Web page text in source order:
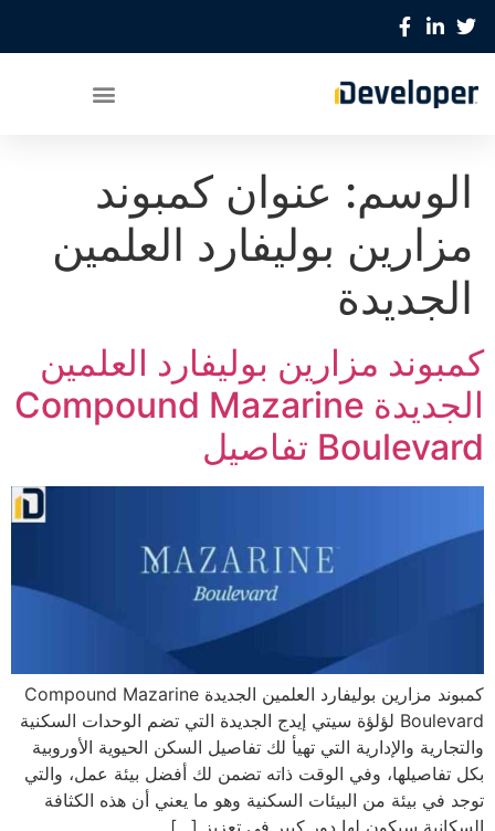
الوسم: عنوان كمبوند
مزارين بوليفارد العلمين
الجديدة
كمبوند مزارين بوليفارد العلمين
الجديدة Compound Mazarine
Boulevard تفاصيل
كمبوند مزارين بوليفارد العلمين الجديدة Compound Mazarine
Boulevard لؤلؤة سيتي إيدج الجديدة التي تضم الوحدات السكنية
والتجارية والإدارية التي تهيأ لك تفاصيل السكن الحيوية الأوروبية
بكل تفاصيلها، وفي الوقت ذاته تضمن لك أفضل بيئة عمل، والتي
توجد في بيئة من البيئات السكنية وهو ما يعني أن هذه الكثافة
السكانية سيكون لها دور كبير في تعزيز […]